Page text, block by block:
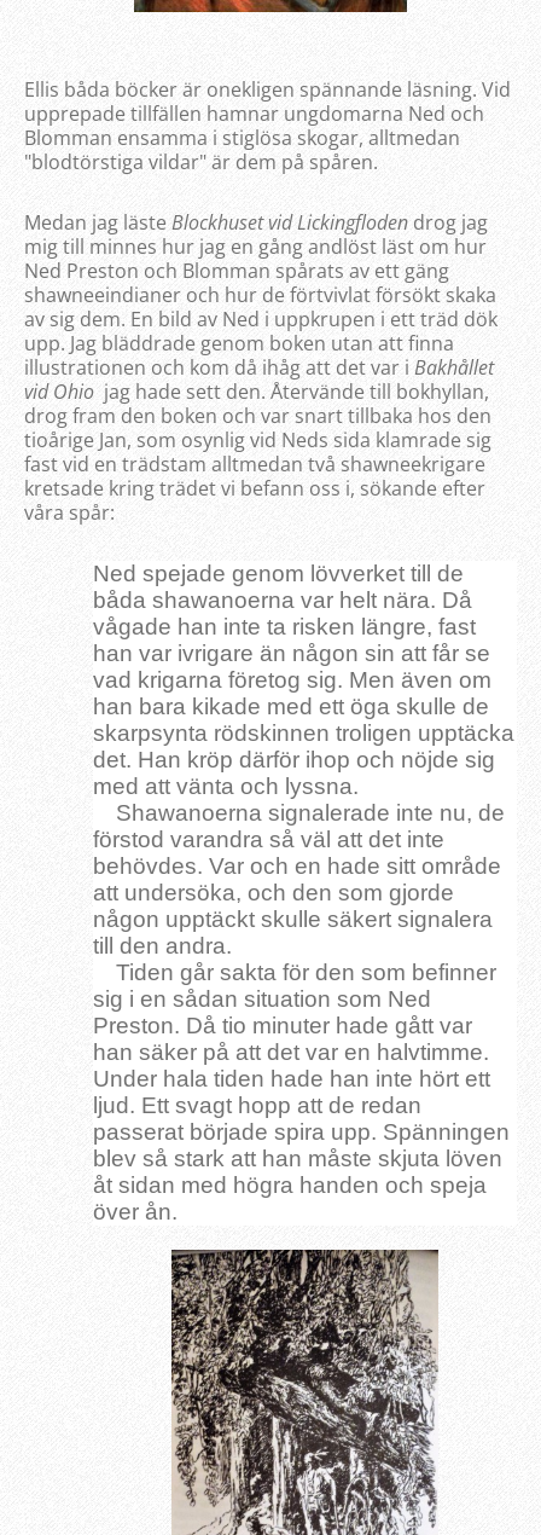
Ellis båda böcker är onekligen spännande läsning. Vid
upprepade tillfällen hamnar ungdomarna Ned och
Blomman ensamma i stiglösa skogar, alltmedan
"blodtörstiga vildar" är dem på spåren.
Medan jag lästeBlockhuset vid Lickingfloden drog jag
mig till minnes hur jag en gång andlöst läst om hur
Ned Preston och Blomman spårats av ett gäng
shawneeindianer och hur de förtvivlat försökt skaka
av sig dem. En bild av Ned i uppkrupen i ett träd dök
upp. Jag bläddrade genom boken utan att finna
illustrationen och kom då ihåg att det var i Bakhållet
vid Ohio jag hade sett den. Återvände till bokhyllan,
drog fram den boken och var snart tillbaka hos den
tioårige Jan, som osynlig vid Neds sida klamrade sig
fast vid en trädstam alltmedan två shawneekrigare
kretsade kring trädet vi befann oss i, sökande efter
våra spår:
Ned spejade genom lövverket till de
båda shawanoerna var helt nära. Då
vågade han inte ta risken längre, fast
han var ivrigare än någon sin att får se
vad krigarna företog sig. Men även om
han bara kikade med ett öga skulle de
skarpsynta rödskinnen troligen upptäcka
det. Han kröp därför ihop och nöjde sig
med att vänta och lyssna.
Shawanoerna signalerade inte nu, de
förstod varandra så väl att det inte
behövdes. Var och en hade sitt område
att undersöka, och den som gjorde
någon upptäckt skulle säkert signalera
till den andra.
Tiden går sakta för den som befinner
sig i en sådan situation som Ned
Preston. Då tio minuter hade gått var
han säker på att det var en halvtimme.
Under hala tiden hade han inte hört ett
ljud. Ett svagt hopp att de redan
passerat började spira upp. Spänningen
blev så stark att han måste skjuta löven
åt sidan med högra handen och speja
över ån.